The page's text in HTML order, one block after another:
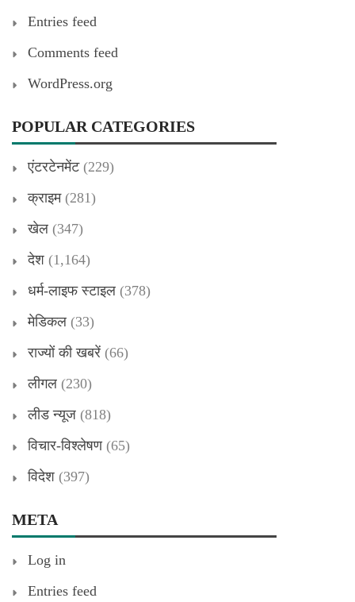
Entries feed
Comments feed
WordPress.org
POPULAR CATEGORIES
एंटरटेनमेंट(229)
क्राइम(281)
खेल (347)
देश (1,164)
धर्म-लाइफ स्टाइल (378)
मेडिकल (33)
राज्यों की खबरें (66)
लीगल (230)
लीड न्यूज (818)
विचार-विश्लेषण(65)
विदेश (397)
META
Log in
Entries feed